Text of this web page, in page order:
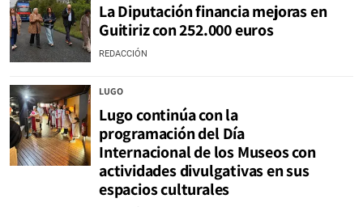
La Diputación financia mejoras en
Guitiriz con 252.000 euros
REDACCIÓN
LUGO
Lugo continúa con la
programación del Día
Internacional de los Museos con
actividades divulgativas en sus
espacios culturales